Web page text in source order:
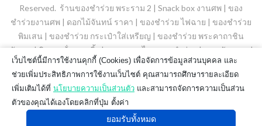
Reserved. ร้านของชำร่วย พระราม 2 | Snack box งานศพ | ของ
ชำร่วยงานศพ | ดอกไม้จันทน์ ราคา | ของชำร่วย ไฟฉาย | ของชําร่วย
พิมเสน | ของชําร่วย กระเป๋าใส่เหรียญ | ของชำร่วย พระคาถาชิน
บัญชร
| พิมเสนน้ํา ลูกกลิ้ง | ยาดมสมุนไพร ของชำร่วย | ขนมจัดเบรค
|
ของชําร่วย สเปรย์แอลกอฮอล์|ของชำร่วยถุงผ้า|
เว็บไซต์นี้มีการใช้งานคุกกี้ (Cookies) เพื่อจัดการข้อมูลส่วนบุคคล และ
ช่วยเพิ่มประสิทธิภาพการใช้งานเว็บไซต์ คุณสามารถศึกษารายละเอียด
เพิ่มเติมได้ที่ นโยบายความเป็นส่วนตัว และสามารถจัดการความเป็นส่วน
ตัวของคุณได้เองโดยคลิกที่ปุ่ม ตั้งค่า
ยอมรับทั้งหมด